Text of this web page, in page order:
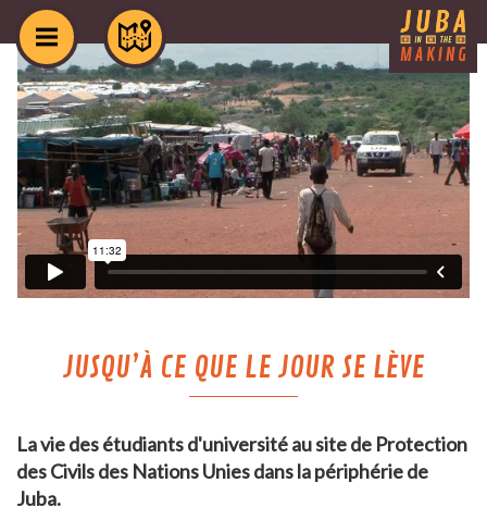
JUSQU’À CE QUE LE JOUR SE LÈVE
La vie des étudiants d'université au site de Protection
des Civils des Nations Unies dans la périphérie de
Juba.